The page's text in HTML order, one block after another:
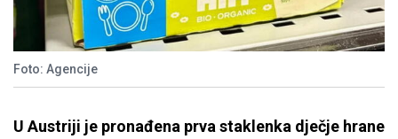
Foto: Agencije
U Austriji je pronađena prva staklenka dječje hrane